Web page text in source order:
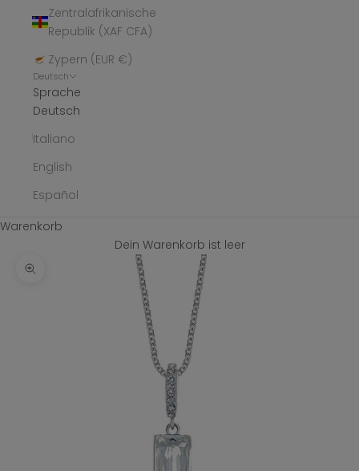
Zentralafrikanische
Republik (XAF CFA)
Zypern (EUR €)
Deutsch
Sprache
Deutsch
Italiano
English
Español
Warenkorb
Dein Warenkorb ist leer
Bild vergrößern